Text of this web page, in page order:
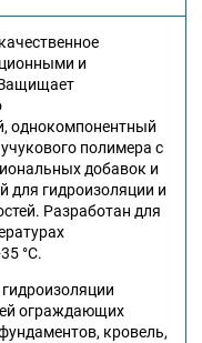
и
однокомпонентный
полимера с
добавок и
для гидроизоляции и
Разработан для
°С.
ограждающих
кровель,